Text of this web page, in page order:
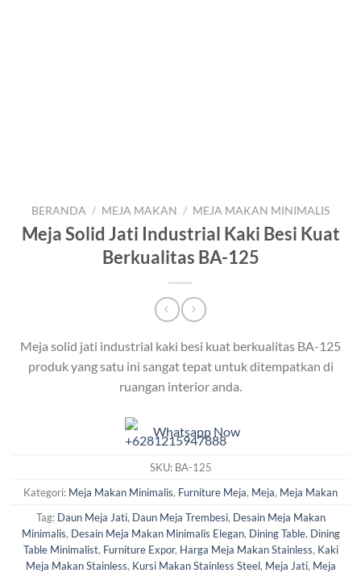
BERANDA / MEJA MAKAN / MEJA MAKAN MINIMALIS
Meja Solid Jati Industrial Kaki Besi Kuat
Berkualitas BA-125
Meja solid jati industrial kaki besi kuat berkualitas BA-125
produk yang satu ini sangat tepat untuk ditempatkan di
ruangan interior anda.
Whatsapp Now
SKU: BA-125
Kategori: Meja Makan Minimalis, Furniture Meja, Meja, Meja Makan
Tag: Daun Meja Jati, Daun Meja Trembesi, Desain Meja Makan
Minimalis, Desain Meja Makan Minimalis Elegan, Dining Table, Dining
Table Minimalist, Furniture Expor, Harga Meja Makan Stainless, Kaki
Meja Makan Stainless, Kursi Makan Stainless Steel, Meja Jati, Meja